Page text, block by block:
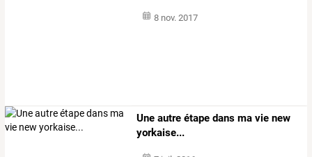
8 nov. 2017
Une autre étape dans ma vie new
yorkaise...